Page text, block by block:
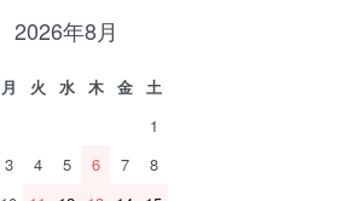
2026年8月
月 火 水 木 金
土
1
3 4 5 6 7
8